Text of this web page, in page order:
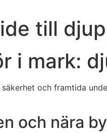
till
i mark:
och framtida
och nära